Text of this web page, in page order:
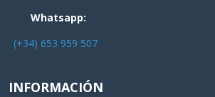
Whatsapp:
(+34) 653 959 507
INFORMACIÓN